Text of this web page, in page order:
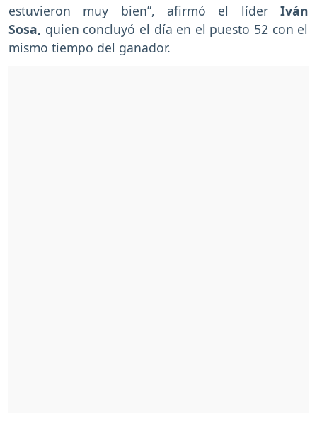
estuvieron muy bien”, afirmó el líder Iván
Sosa, quien concluyó el día en el puesto 52 con el
mismo tiempo del ganador.